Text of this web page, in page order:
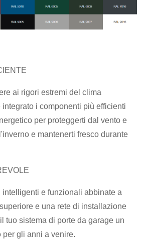
ai rigori estremi del clima
i componenti più efficienti
per proteggerti dal vento e
e mantenerti fresco durante
e funzionali abbinate a
e una rete di installazione
tuo sistema di porte da garage un
gli anni a venire.